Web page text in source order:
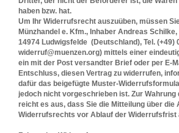
haben bzw. hat.
Um Ihr Widerrufsrecht auszuüben, müssen
Münzhandel e. Kfm., Inhaber Andreas
14974 Ludwigsfelde (Deutschland), Tel. (+49)
widerruf@muenzen.org) mittels einer
ein mit der Post versandter Brief oder per E-
Entschluss, diesen Vertrag zu widerrufen,
dafür das beigefügte Muster-
jedoch nicht vorgeschrieben ist. Zur
reicht es aus, dass Sie die Mitteilung über die
Widerrufsrechts vor Ablauf der Widerrufsfrist